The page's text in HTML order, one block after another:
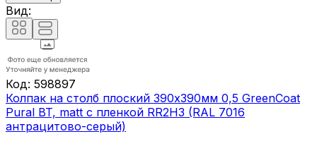
Вид:
Код: 598897
Колпак на столб плоский 390х390мм 0,5 GreenCoat
Pural BT, matt с пленкой RR2H3 (RAL 7016
антрацитово-серый)